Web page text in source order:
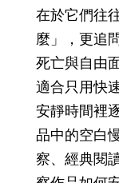
在於它們往
麼」，更追
死亡與自由
適合只用快
安靜時間裡
品中的空白
察、經典閱